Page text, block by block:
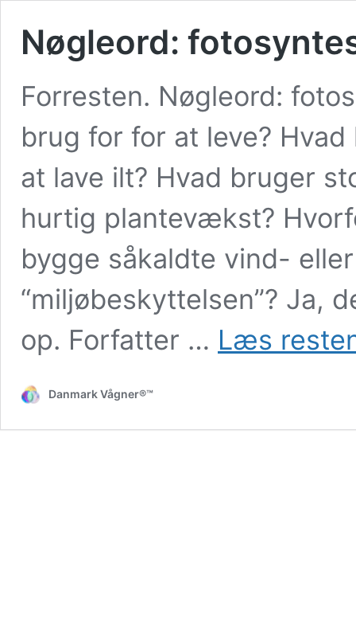
Nøgleord:
Forresten. Nøgleord:
brug for for at leve?
at lave ilt? Hvad bruger
hurtig plantevækst?
bygge såkaldte vind-
“miljøbeskyttelsen”? Ja,
op. Forfatter … Læs
Danmark Vågner®™